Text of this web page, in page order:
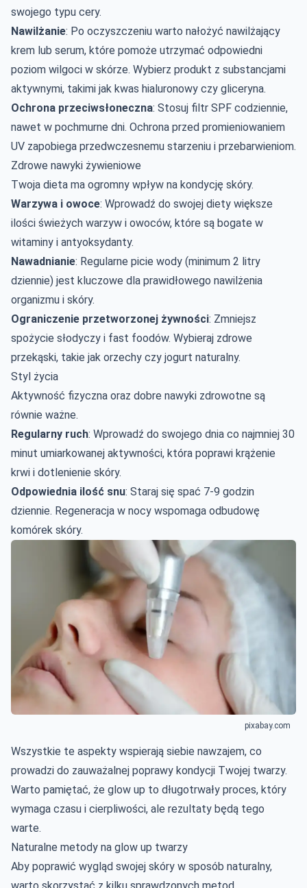
swojego typu cery.
Nawilżanie: Po oczyszczeniu warto nałożyć nawilżający
krem lub serum, które pomoże utrzymać odpowiedni
poziom wilgoci w skórze. Wybierz produkt z substancjami
aktywnymi, takimi jak kwas hialuronowy czy gliceryna.
Ochrona przeciwsłoneczna: Stosuj filtr SPF codziennie,
nawet w pochmurne dni. Ochrona przed promieniowaniem
UV zapobiega przedwczesnemu starzeniu i przebarwieniom.
Zdrowe nawyki żywieniowe
Twoja dieta ma ogromny wpływ na kondycję skóry.
Warzywa i owoce: Wprowadź do swojej diety większe
ilości świeżych warzyw i owoców, które są bogate w
witaminy i antyoksydanty.
Nawadnianie: Regularne picie wody (minimum 2 litry
dziennie) jest kluczowe dla prawidłowego nawilżenia
organizmu i skóry.
Ograniczenie przetworzonej żywności: Zmniejsz
spożycie słodyczy i fast foodów. Wybieraj zdrowe
przekąski, takie jak orzechy czy jogurt naturalny.
Styl życia
Aktywność fizyczna oraz dobre nawyki zdrowotne są
równie ważne.
Regularny ruch: Wprowadź do swojego dnia co najmniej 30
minut umiarkowanej aktywności, która poprawi krążenie
krwi i dotlenienie skóry.
Odpowiednia ilość snu: Staraj się spać 7-9 godzin
dziennie. Regeneracja w nocy wspomaga odbudowę
komórek skóry.
pixabay.com
Wszystkie te aspekty wspierają siebie nawzajem, co
prowadzi do zauważalnej poprawy kondycji Twojej twarzy.
Warto pamiętać, że glow up to długotrwały proces, który
wymaga czasu i cierpliwości, ale rezultaty będą tego
warte.
Naturalne metody na glow up twarzy
Aby poprawić wygląd swojej skóry w sposób naturalny,
warto skorzystać z kilku sprawdzonych metod.